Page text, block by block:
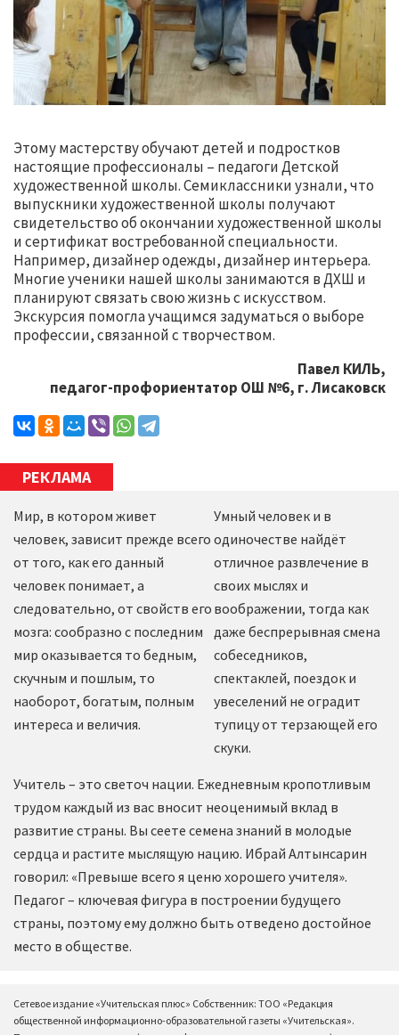
Этому мастерству обучают детей и подростков
настоящие профессионалы – педагоги Детской
художественной школы. Семиклассники узнали, что
выпускники художественной школы получают
свидетельство об окончании художественной школы
и сертификат востребованной специальности.
Например, дизайнер одежды, дизайнер интерьера.
Многие ученики нашей школы занимаются в ДХШ и
планируют связать свою жизнь с искусством.
Экскурсия помогла учащимся задуматься о выборе
профессии, связанной с творчеством.
Павел КИЛЬ,
педагог-профориентатор ОШ №6, г. Лисаковск
РЕКЛАМА
Мир, в котором живет
человек, зависит прежде всего
от того, как его данный
человек понимает, а
следовательно, от свойств его
мозга: сообразно с последним
мир оказывается то бедным,
скучным и пошлым, то
наоборот, богатым, полным
интереса и величия.
Умный человек и в
одиночестве найдёт
отличное развлечение в
своих мыслях и
воображении, тогда как
даже беспрерывная смена
собеседников,
спектаклей, поездок и
увеселений не оградит
тупицу от терзающей его
скуки.
Учитель – это светоч нации. Ежедневным кропотливым
трудом каждый из вас вносит неоценимый вклад в
развитие страны. Вы сеете семена знаний в молодые
сердца и растите мыслящую нацию. Ибрай Алтынсарин
говорил: «Превыше всего я ценю хорошего учителя».
Педагог – ключевая фигура в построении будущего
страны, поэтому ему должно быть отведено достойное
место в обществе.
Сетевое издание «Учительская плюс» Собственник: ТОО «Редакция
общественной информационно-образовательной газеты «Учительская».